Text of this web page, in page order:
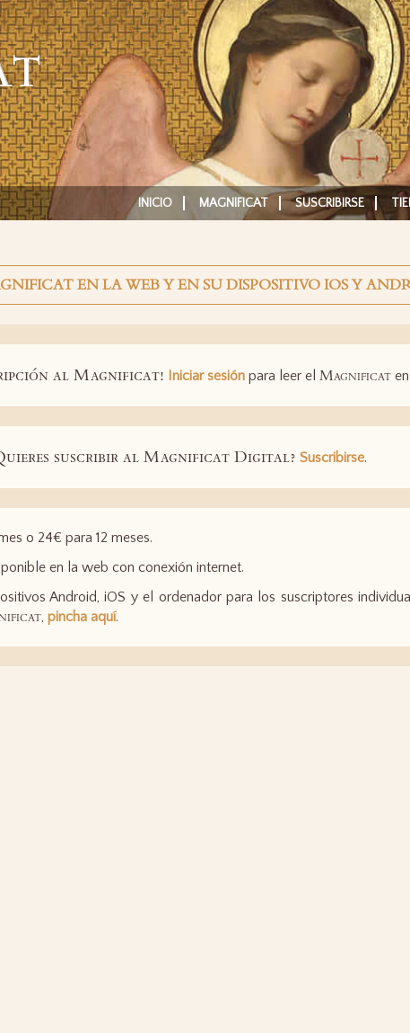
INICIO MAGNIFICAT SUSCRIBIRSE
EN LA WEB Y EN SU DISPOSITIVO IOS Y
al Magnificat! Iniciar sesión para leer el Magnificat
suscribir al Magnificat Digital? Suscribirse.
o 24€ para 12 meses.
en la web con conexión internet.
Android, iOS y el ordenador para los suscriptores
pincha aquí.